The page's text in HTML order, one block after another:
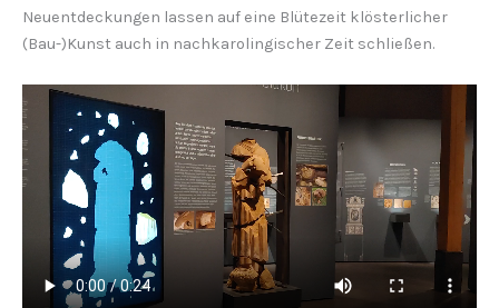
Neuentdeckungen lassen auf eine Blütezeit klösterlicher
(Bau-)Kunst auch in nachkarolingischer Zeit schließen.